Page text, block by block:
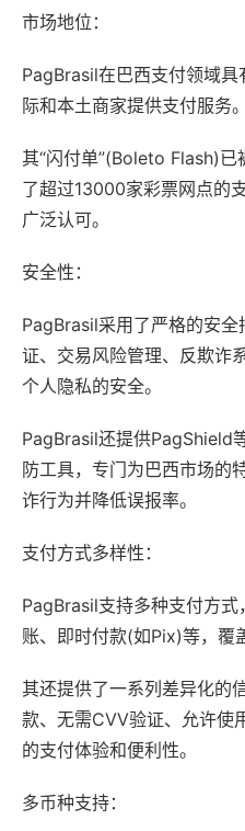
市场地位：
PagBrasil在巴西支付领域
际和本土商家提供支付服务。
其“闪付单”(Boleto Flash)已
了超过13000家彩票网点的
广泛认可。
安全性：
PagBrasil采用了严格的安全
证、交易风险管理、反欺诈
个人隐私的安全。
PagBrasil还提供PagShield
防工具，专门为巴西市场的
诈行为并降低误报率。
支付方式多样性：
PagBrasil支持多种支付方
账、即时付款(如Pix)等，覆
其还提供了一系列差异化的
款、无需CVV验证、允许使
的支付体验和便利性。
多币种支持：